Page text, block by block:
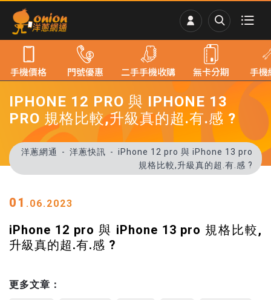
IPHONE 12 PRO 與 IPHONE 13
PRO 規格比較,升級真的超.有.感 ?
洋蔥網通 洋蔥快訊
iPhone 12 pro 與 iPhone 13 pro
規格比較,升級真的超.有.感 ?
01 .06.2023
iPhone 12 pro 與 iPhone 13 pro 規格比較,
升級真的超.有.感 ?
更多文章：
手機價格 門號優惠 二手手機收購 無卡分期 手機